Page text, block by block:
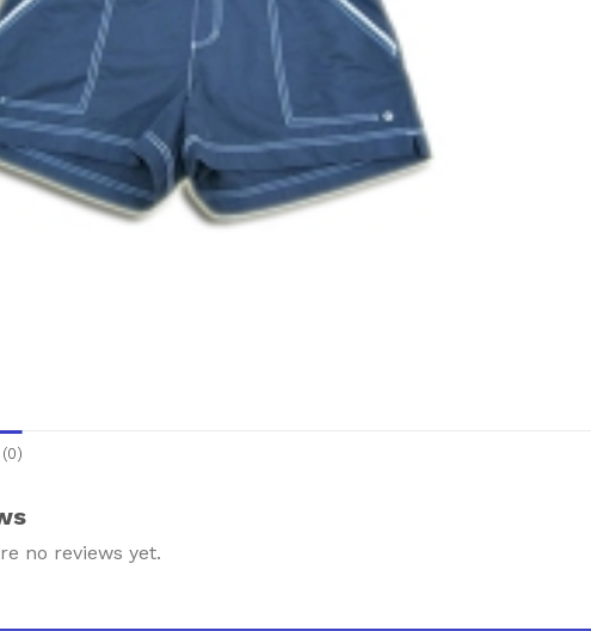
(0)
no reviews yet.